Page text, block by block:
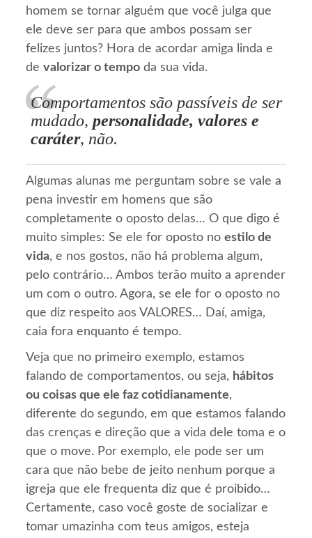
homem se tornar alguém que você julga que
ele deve ser para que ambos possam ser
felizes juntos? Hora de acordar amiga linda e
devalorizar o tempo da sua vida.
Comportamentos são passíveis de ser
mudado,personalidade, valores e
caráter, não.
Algumas alunas me perguntam sobre se vale a
pena investir em homens que são
completamente o oposto delas… O que digo é
muito simples: Se ele for oposto noestilo de
vida, e nos gostos, não há problema algum,
pelo contrário… Ambos terão muito a aprender
um com o outro. Agora, se ele for o oposto no
que diz respeito aos VALORES… Daí, amiga,
caia fora enquanto é tempo.
Veja que no primeiro exemplo, estamos
falando de comportamentos, ou seja, hábitos
ou coisas que ele faz cotidianamente,
diferente do segundo, em que estamos falando
das crenças e direção que a vida dele toma e o
que o move. Por exemplo, ele pode ser um
cara que não bebe de jeito nenhum porque a
igreja que ele frequenta diz que é proibido…
Certamente, caso você goste de socializar e
tomar umazinha com teus amigos, esteja